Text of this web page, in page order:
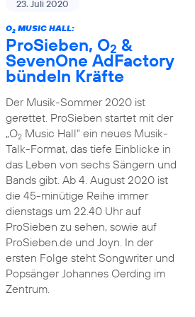
23. Juli 2020
O2MUSIC HALL:
ProSieben, O2 &
SevenOne AdFactory
bündeln Kräfte
Der Musik-Sommer 2020 ist
gerettet. ProSieben startet mit der
„O2Music Hall“ ein neues Musik-
Talk-Format, das tiefe Einblicke in
das Leben von sechs Sängern und
Bands gibt. Ab 4. August 2020 ist
die 45-minütige Reihe immer
dienstags um 22.40 Uhr auf
ProSieben zu sehen, sowie auf
ProSieben.de und Joyn. In der
ersten Folge steht Songwriter und
Popsänger Johannes Oerding im
Zentrum.